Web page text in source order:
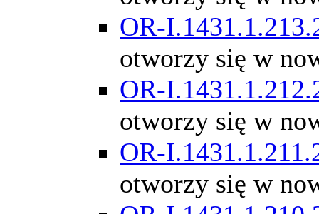
OR-
otworzy się w
OR-
otworzy się w
OR-
otworzy się w